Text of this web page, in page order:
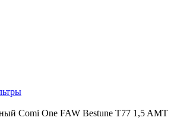
Comi One FAW Bestune T77 1,5 AMT